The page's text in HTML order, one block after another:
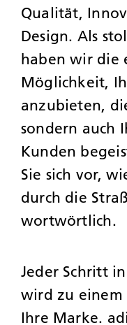
Qualität,
Design. Als
haben wir die
Möglichkeit,
anzubieten,
sondern auch
Kunden
Sie sich vor,
durch die
wortwörtlich.
Jeder Schritt
wird zu
Ihre Marke.